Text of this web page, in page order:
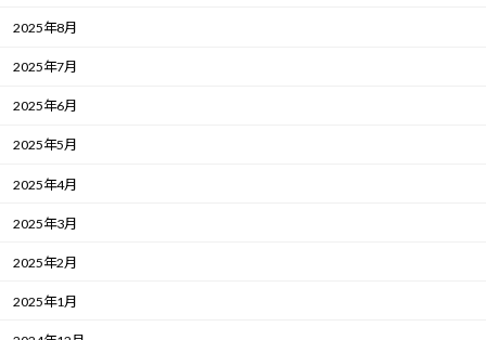
2025年8月
2025年7月
2025年6月
2025年5月
2025年4月
2025年3月
2025年2月
2025年1月